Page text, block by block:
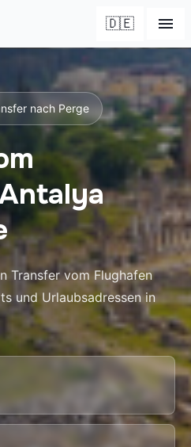
🇩🇪
nach Perge
Transfer vom Flughafen
und Urlaubsadressen in